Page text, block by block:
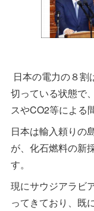
日本の電力の８割
切っている状態で
スやCO2等による
日本は輸入頼りの
が、化石燃料の新
す。
現にサウジアラビ
ってきており、既